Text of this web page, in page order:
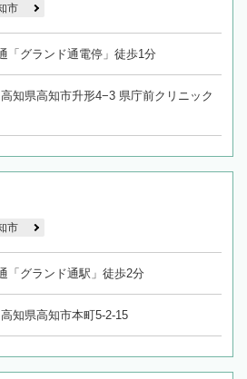
市
「グランド通電停」徒歩1分
知県高知市升形4−3 県庁前クリニック
市
「グランド通駅」徒歩2分
知県高知市本町5-2-15